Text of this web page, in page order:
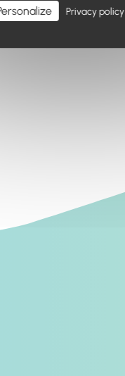
Privacy policy